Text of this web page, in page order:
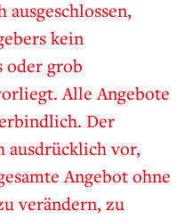
kein
oder grob
Alle Angebote
Der
ausdrücklich vor,
Angebot ohne
verändern, zu